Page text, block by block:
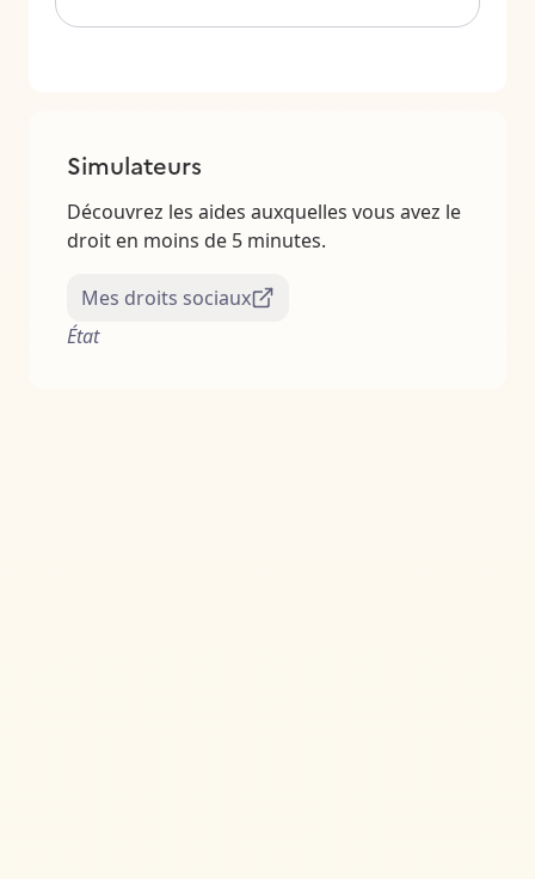
Simulateurs
Découvrez les aides auxquelles vous avez le
droit en moins de 5 minutes.
Mes droits sociaux
État